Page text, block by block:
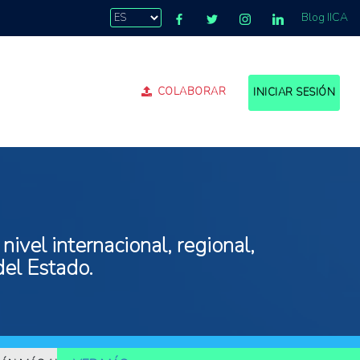
Blog IICA
COLABORAR INICIAR SESIÓN
internacional, regional,
Estado.